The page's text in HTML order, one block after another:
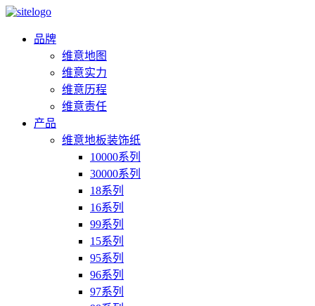
品牌
维意地图
维意实力
维意历程
维意责任
产品
维意地板装饰纸
10000系列
30000系列
18系列
16系列
99系列
15系列
95系列
96系列
97系列